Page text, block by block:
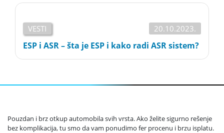
VESTI 20.10.2023.
ESP i ASR – šta je ESP i kako radi ASR sistem?
Pouzdan i brz otkup automobila svih vrsta. Ako želite sigurno rešenje
bez komplikacija, tu smo da vam ponudimo fer procenu i brzu isplatu.